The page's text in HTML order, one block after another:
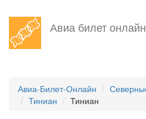
Перейти
основному
Авиа билет онлайн
Авиа-Билет-Онлайн
Тиниан
Тиниан